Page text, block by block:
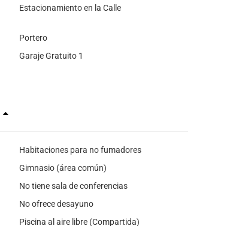
Estacionamiento en la Calle
Portero
Garaje Gratuito 1
Habitaciones para no fumadores
Gimnasio (área común)
No tiene sala de conferencias
No ofrece desayuno
Piscina al aire libre (Compartida)